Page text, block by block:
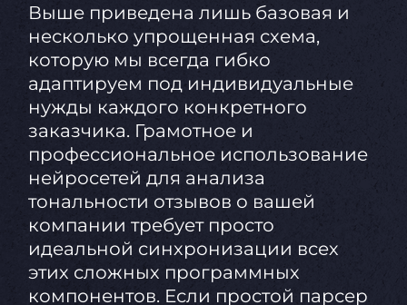
Выше приведена лишь базовая и
несколько упрощенная схема,
которую мы всегда гибко
адаптируем под индивидуальные
нужды каждого конкретного
заказчика. Грамотное и
профессиональное использование
нейросетей для анализа
тональности отзывов о вашей
компании требует просто
идеальной синхронизации всех
этих сложных программных
компонентов. Если простой парсер